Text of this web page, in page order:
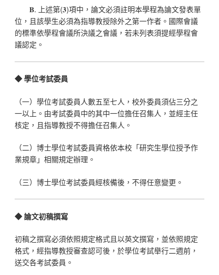
𝐁. 上述第(𝟑)項中，論文必須註明本學程為論文發表單
位，且該學生必須為指導教授除外之第一作者。國際會議
的標準依學程會議所決議之會議，若未列表須提經學程會
議認定。
◆ 學位考試委員
（一）學位考試委員人數五至七人，校外委員須佔三分之
一以上。由考試委員中的其中一位擔任召集人，並經主任
核定，且指導教授不得擔任召集人。
（二）博士學位考試委員資格依本校「研究生學位授予作
業規章」相關規定辦理。
（三）博士學位考試委員經核備後，不得任意變更。
◆ 論文初稿撰寫
初稿之撰寫必須依照規定格式且以英文撰寫，並依照規定
格式，經指導教授審查認可後，於學位考試舉行二週前，
送交各考試委員。